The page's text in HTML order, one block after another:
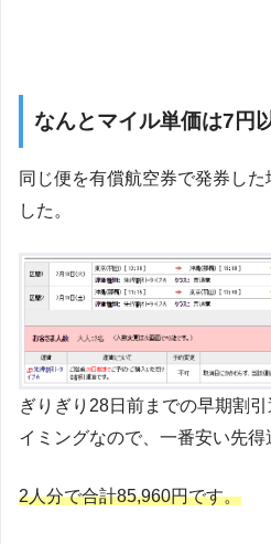
なんとマイル単価は7円
同じ便を有償航空券で発券し
した。
ぎりぎり28日前までの早期割
イミングなので、一番安い先得
2人分で合計85,960円です。